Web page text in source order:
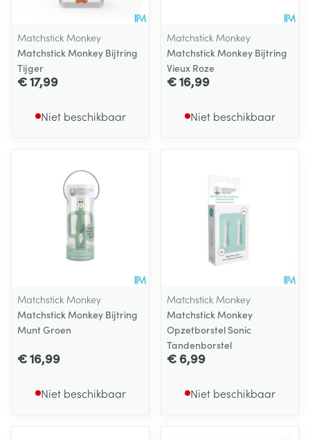
Matchstick Monkey
Matchstick Monkey Bijtring
Tijger
€ 17,99
Niet beschikbaar
Matchstick Monkey
Matchstick Monkey Bijtring
Vieux Roze
€ 16,99
Niet beschikbaar
Matchstick Monkey
Matchstick Monkey Bijtring
Munt Groen
€ 16,99
Niet beschikbaar
Matchstick Monkey
Matchstick Monkey
Opzetborstel Sonic
Tandenborstel
€ 6,99
Niet beschikbaar